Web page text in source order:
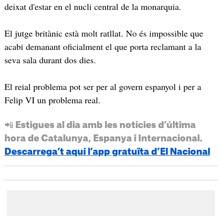
deixat d'estar en el nucli central de la monarquia.
El jutge britànic està molt ratllat. No és impossible que
acabi demanant oficialment el que porta reclamant a la
seva sala durant dos dies.
El reial problema pot ser per al govern espanyol i per a
Felip VI un problema real.
📲 Estigues al dia amb les notícies d’última
hora de Catalunya, Espanya i Internacional.
Descarrega’t aquí l’app gratuïta d’El Nacional